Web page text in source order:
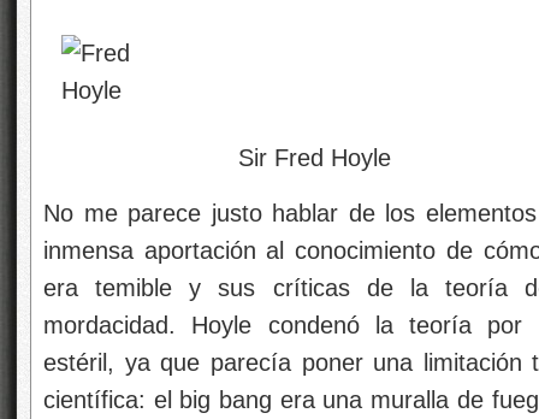
Sir Fred Hoyle
No me parece justo hablar de los
inmensa aportación al conocimiento de
era temible y sus críticas de la teoría
mordacidad. Hoyle condenó la teoría por
estéril, ya que parecía poner una limitación
científica: el big bang era una muralla de